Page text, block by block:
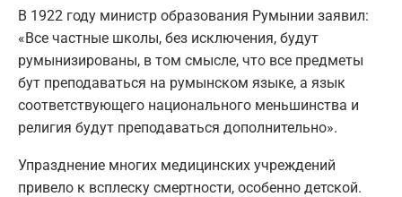
В 1922 году министр образования Румынии заявил:
«Все частные школы, без исключения, будут
румынизированы, в том смысле, что все предметы
бут преподаваться на румынском языке, а язык
соответствующего национального меньшинства и
религия будут преподаваться дополнительно».
Упразднение многих медицинских учреждений
привело к всплеску смертности, особенно детской.